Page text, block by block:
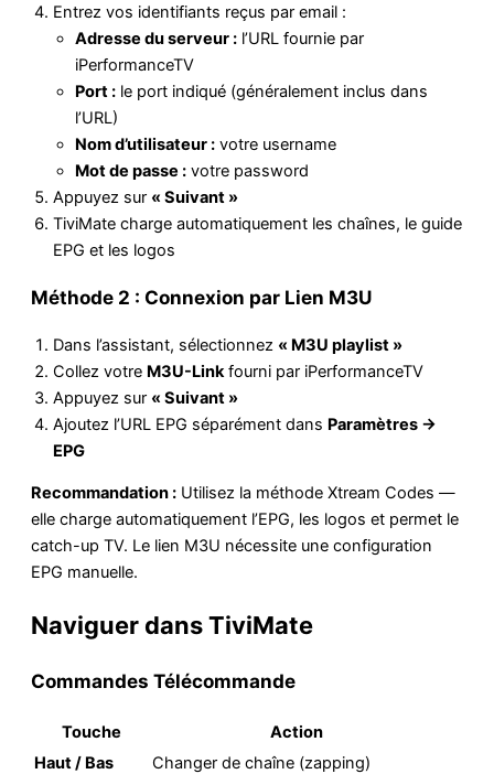
Entrez vos identifiants reçus par email :
Adresse du serveur : l’URL fournie par
iPerformanceTV
Port : le port indiqué (généralement inclus dans
l’URL)
Nom d’utilisateur : votre username
Mot de passe : votre password
Appuyez sur « Suivant »
TiviMate charge automatiquement les chaînes, le guide
EPG et les logos
Méthode 2 : Connexion par Lien M3U
Dans l’assistant, sélectionnez « M3U playlist »
Collez votre M3U-Linkfourni par iPerformanceTV
Appuyez sur « Suivant »
Ajoutez l’URL EPG séparément dans Paramètres →
EPG
Recommandation : Utilisez la méthode Xtream Codes —
elle charge automatiquement l’EPG, les logos et permet le
catch-up TV. Le lien M3U nécessite une configuration
EPG manuelle.
Naviguer dans TiviMate
Commandes Télécommande
Touche
Action
Haut / Bas
Changer de chaîne (zapping)